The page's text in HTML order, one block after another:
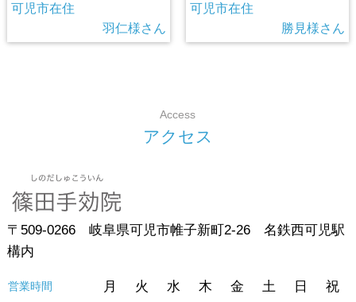
可児市在住
羽仁様さん
可児市在住
勝見様さん
Access
アク セ ス
〒509-0266 岐阜県可児市帷子新町2-26 名鉄西可児駅
構内
営業時間 月 火 水 木 金 土 日 祝